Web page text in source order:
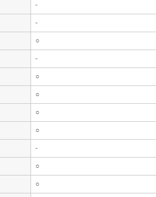
-
-
○
-
○
○
○
○
-
○
○